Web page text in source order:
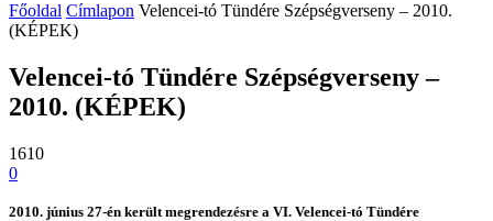
Főoldal Címlapon Velencei-tó Tündére Szépségverseny – 2010.
(KÉPEK)
Velencei-tó Tündére Szépségverseny –
2010. (KÉPEK)
1610
0
2010. június 27-én került megrendezésre a VI. Velencei-tó Tündére